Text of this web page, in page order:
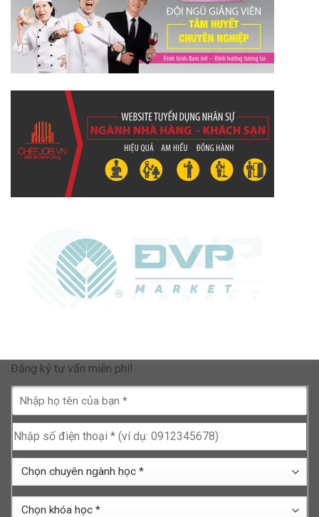
Đăng ký tư vấn miễn phí!
Nhập
tên
của
bạn
Nhập
điện
thoại
*
Chọn
chuyên
ngành
học
Chọn